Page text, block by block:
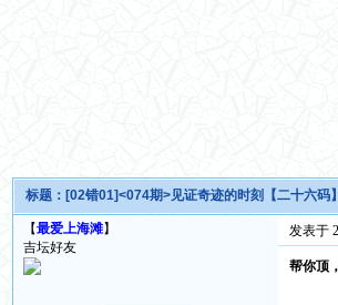
标题： [02错01]<074期>见证奇迹的时刻【二十六
【最爱上海滩】
吉坛好友
发表于
帮你顶